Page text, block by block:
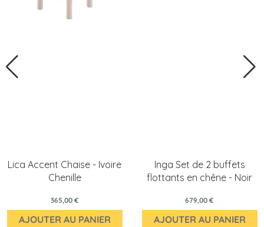
Lica Accent Chaise - Ivoire
Chenille
365,00 €
AJOUTER AU PANIER
Inga Set de 2 buffets
flottants en chêne - Noir
679,00 €
AJOUTER AU PANIER